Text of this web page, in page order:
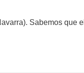
Sabemos que el